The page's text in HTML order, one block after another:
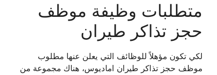
متطلبات وظيفة موظف
حجز تذاكر طيران
لكي تكون مؤهلاً للوظائف التي يعلن عنها مطلوب
موظف حجز تذاكر طيران اماديوس، هناك مجموعة من